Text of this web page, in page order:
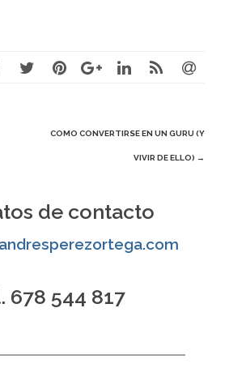
COMO CONVERTIRSE EN UN GURU (Y
VIVIR DE ELLO) →
de contacto
678 544 817